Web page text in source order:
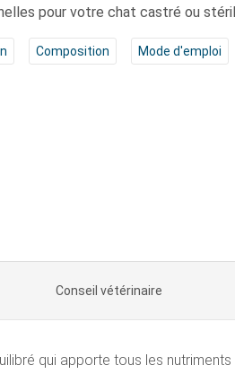
pour votre chat castré ou
Composition Mode d'emploi
Conseil vétérinaire
qui apporte tous les nutriments